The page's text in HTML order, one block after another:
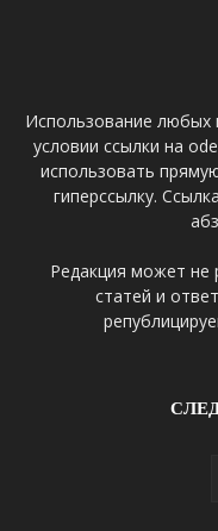
Использование любых
условии ссылки на
использовать
гиперссылку.
Редакция может не
статей и